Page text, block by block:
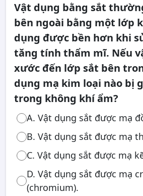
Vật dụng bằng sắt
bên ngoài bằng một lớp
dụng được bền hơn khi
tăng tính thẩm mĩ. Nếu
xước đến lớp sắt bên
dụng mạ kim loại nào bị
trong không khí ẩm?
A. Vật dụng sắt được mạ
B. Vật dụng sắt được mạ
C. Vật dụng sắt được mạ
D. Vật dụng sắt được mạ
(chromium).